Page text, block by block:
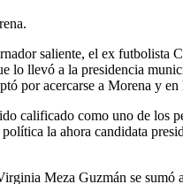
saliente, el ex
llevó a la presidencia
por acercarse a Morena y
calificado como uno de los
la ahora candidata
Meza Guzmán se